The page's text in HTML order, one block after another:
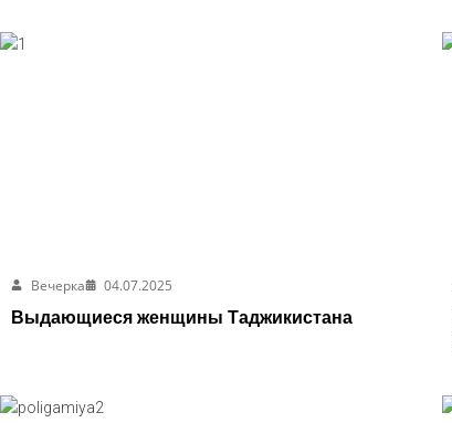
Вечерка
04.07.2025
Выдающиеся женщины Таджикистана